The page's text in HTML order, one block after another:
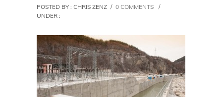
POSTED BY : CHRIS ZENZ / 0 COMMENTS
/
UNDER :